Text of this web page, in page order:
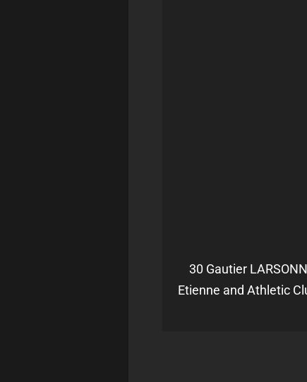
30 Gautier
Etienne and Athletic